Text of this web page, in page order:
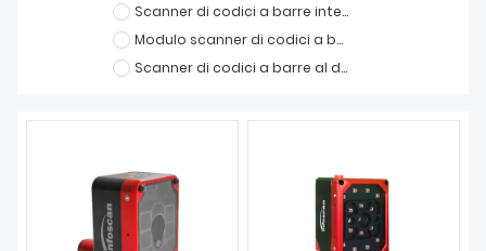
CONTATTACI
Scanner di codici a barre integrato
Modulo scanner di codici a barre
Scanner di codici a barre al dettaglio